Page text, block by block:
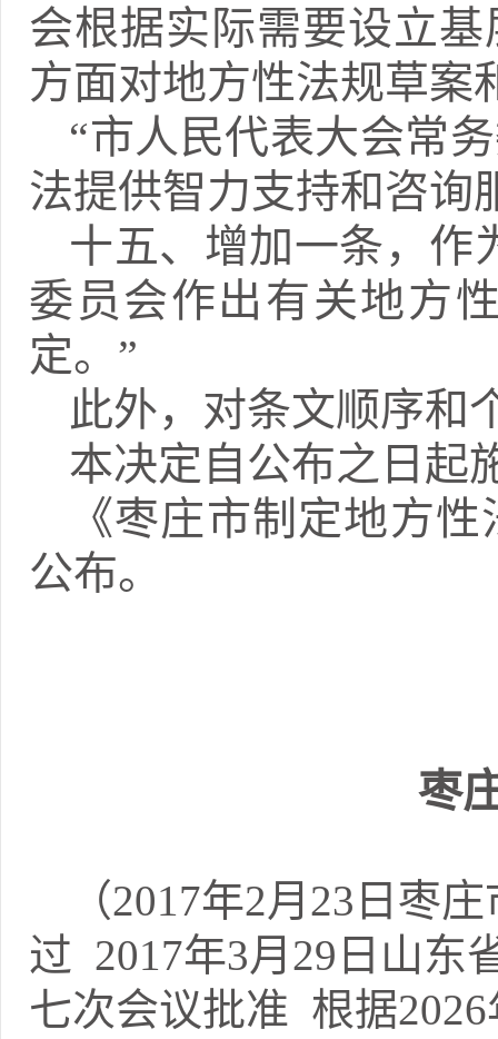
会根据实际需要设立
方面对地方性法规草案
“市人民代表大会常
法提供智力支持和咨询
十五、增加一条，作
委员会作出有关地方
定。”
此外，对条文顺序和
本决定自公布之日起
《枣庄市制定地方
公布。
枣
（2017年2月23日枣
过 2017年3月29日山东
七次会议批准 根据